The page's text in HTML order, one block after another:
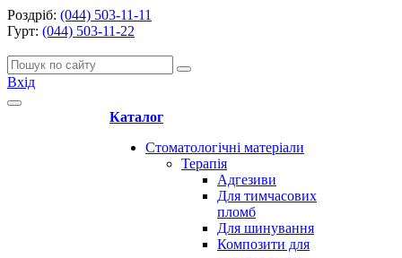
Роздріб: (044) 503-11-11
Гурт: (044) 503-11-22
Вхід
Каталог
Стоматологічні матеріали
Терапія
Адгезиви
Для тимчасових
пломб
Для шинування
Композити для